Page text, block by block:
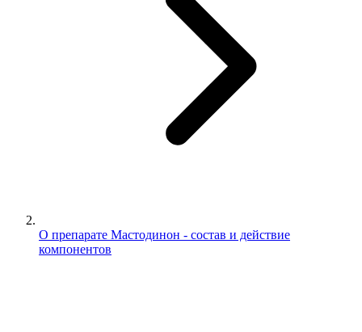
О препарате Мастодинон - состав и действие
компонентов